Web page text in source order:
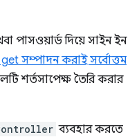
পাসওয়ার্ড দিয়ে সাইন ইন
সম্পাদন করাই সর্বোত্তম
শর্তসাপেক্ষ তৈরি করার
ব্যবহার করতে